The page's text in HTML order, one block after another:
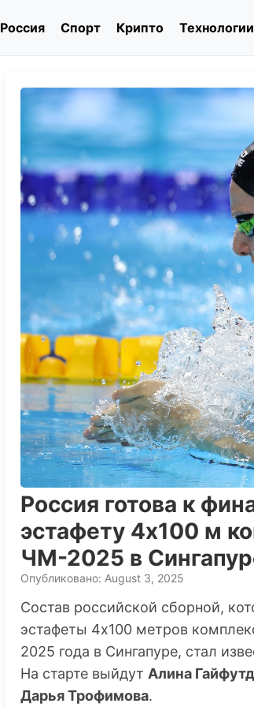
Россия Спорт Крипто Технологии
Россия готова к
эстафету 4х100 м
ЧМ-2025 в
Опубликовано: August 3, 2025
Состав российской сборной,
эстафеты 4х100 метров
2025 года в Сингапуре, стал
На старте выйдут Алина
Дарья Трофимова.